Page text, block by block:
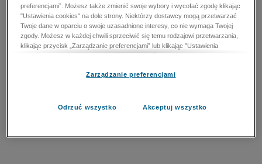
preferencjami”. Możesz także zmienić swoje wybory i wycofać zgodę klikając
"Ustawienia cookies" na dole strony. Niektórzy dostawcy mogą przetwarzać
Twoje dane w oparciu o swoje uzasadnione interesy, co nie wymaga Twojej
zgody. Możesz w każdej chwili sprzeciwić się temu rodzajowi przetwarzania,
klikając przycisk „Zarządzanie preferencjami” lub klikając "Ustawienia
cookies" na dole strony. Nie możesz sprzeciwić się przetwarzaniu przez
zapobiegania oszustwom i naprawiania błędów, a w tym celu mogą zostać
przetwarzaniu danych osobowych w celu dostarczania i prezentacji reklam i
Zarządzanie preferencjami
Odrzuć wszystko Akceptuj wszystko